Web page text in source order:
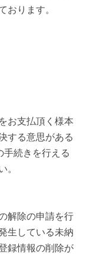
おります。
お支払頂く様本
する意思がある
手続きを行える
。
解除の申請を行
生している未納
録情報の削除が